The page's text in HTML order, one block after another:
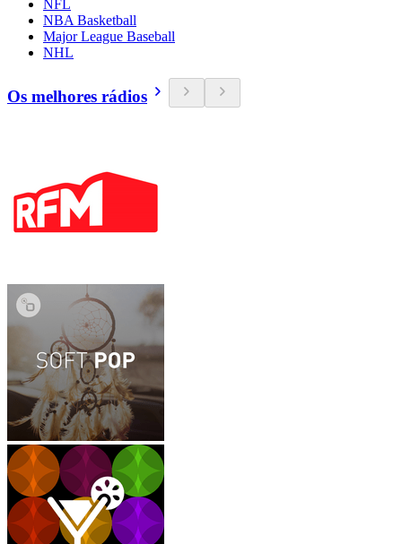
NFL
NBA Basketball
Major League Baseball
NHL
Os melhores rádios